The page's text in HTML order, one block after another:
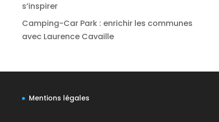
s’inspirer
Camping-Car Park : enrichir les communes
avec Laurence Cavaille
Mentions légales